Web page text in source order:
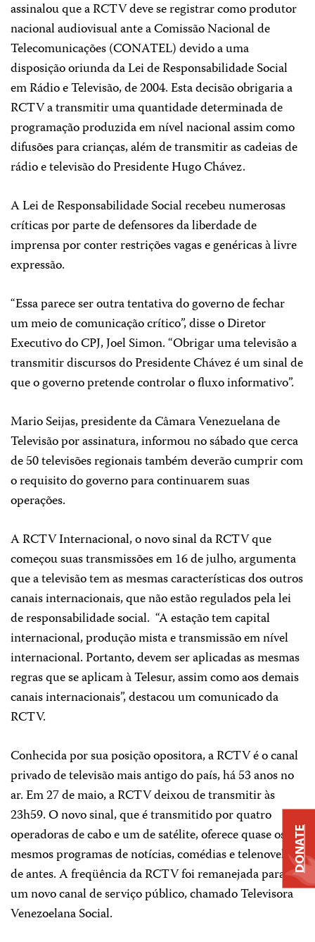
assinalou que a RCTV deve se registrar como produtor
nacional audiovisual ante a Comissão Nacional de
Telecomunicações (CONATEL) devido a uma
disposição oriunda da Lei de Responsabilidade Social
em Rádio e Televisão, de 2004. Esta decisão obrigaria a
RCTV a transmitir uma quantidade determinada de
programação produzida em nível nacional assim como
difusões para crianças, além de transmitir as cadeias de
rádio e televisão do Presidente Hugo Chávez.
A Lei de Responsabilidade Social recebeu numerosas
críticas por parte de defensores da liberdade de
imprensa por conter restrições vagas e genéricas à livre
expressão.
“Essa parece ser outra tentativa do governo de fechar
um meio de comunicação crítico”, disse o Diretor
Executivo do CPJ, Joel Simon. “Obrigar uma televisão a
transmitir discursos do Presidente Chávez é um sinal de
que o governo pretende controlar o fluxo informativo”.
Mario Seijas, presidente da Câmara Venezuelana de
Televisão por assinatura, informou no sábado que cerca
de 50 televisões regionais também deverão cumprir com
o requisito do governo para continuarem suas
operações.
A RCTV Internacional, o novo sinal da RCTV que
começou suas transmissões em 16 de julho, argumenta
que a televisão tem as mesmas características dos outros
canais internacionais, que não estão regulados pela lei
de responsabilidade social. “A estação tem capital
internacional, produção mista e transmissão em nível
internacional. Portanto, devem ser aplicadas as mesmas
regras que se aplicam à Telesur, assim como aos demais
canais internacionais”, destacou um comunicado da
RCTV.
Conhecida por sua posição opositora, a RCTV é o canal
privado de televisão mais antigo do país, há 53 anos no
ar. Em 27 de maio, a RCTV deixou de transmitir às
23h59. O novo sinal, que é transmitido por quatro
operadoras de cabo e um de satélite, oferece quase os
mesmos programas de notícias, comédias e telenovelas
de antes. A freqüência da RCTV foi remanejada para
um novo canal de serviço público, chamado Televisora
Venezoelana Social.
DONATE